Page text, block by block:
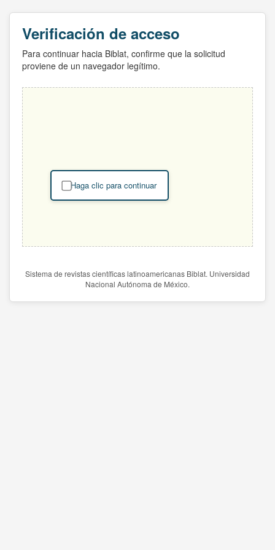
Verificación de acceso
Para continuar hacia Biblat, confirme que la solicitud
proviene de un navegador legítimo.
Haga clic para continuar
Sistema de revistas científicas latinoamericanas Biblat. Universidad
Nacional Autónoma de México.